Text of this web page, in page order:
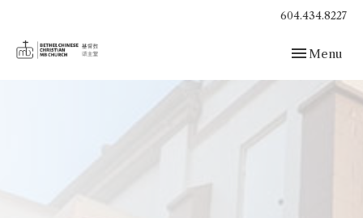
604.434.8227
Toggle
Menu